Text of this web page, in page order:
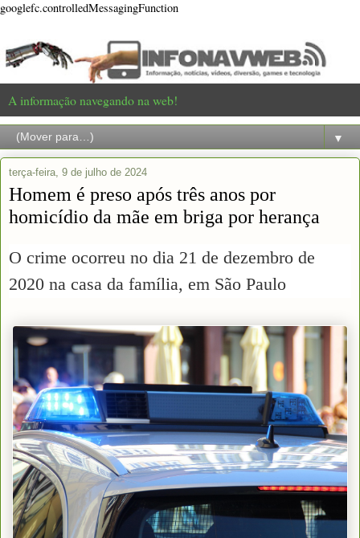
googlefc.controlledMessagingFunction
A informação navegando na web!
▼
terça-feira, 9 de julho de 2024
Homem é preso após três anos por
homicídio da mãe em briga por herança
O crime ocorreu no dia 21 de dezembro de
2020 na casa da família, em São Paulo